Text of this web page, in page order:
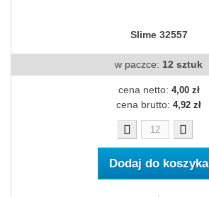
Slime 32557
w paczce: 12 sztuk
cena netto: 4,00 zł
cena brutto: 4,92 zł
Dodaj do koszyka